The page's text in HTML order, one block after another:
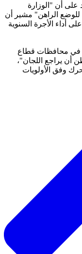
على أن "الوزارة
للوضع الراهن" مشير أن
25 % للراغبين على أداء الأجرة السنوية
47 لجنة زكاة في محافظات قطاع
أن يراجع اللجان"،
وفق الأولويات